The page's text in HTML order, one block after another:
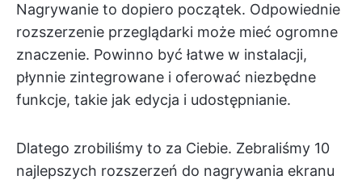
Nagrywanie to dopiero początek. Odpowiednie
rozszerzenie przeglądarki może mieć ogromne
znaczenie. Powinno być łatwe w instalacji,
płynnie zintegrowane i oferować niezbędne
funkcje, takie jak edycja i udostępnianie.
Dlatego zrobiliśmy to za Ciebie. Zebraliśmy 10
najlepszych rozszerzeń do nagrywania ekranu